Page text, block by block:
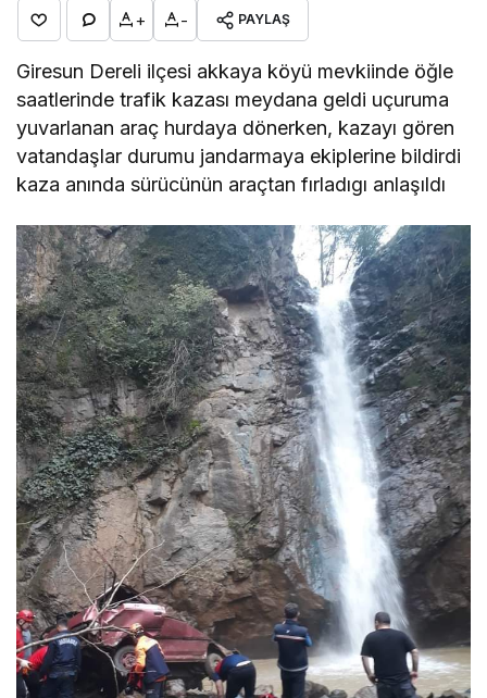
+ - PAYLAŞ
Giresun Dereli ilçesi akkaya köyü mevkiinde öğle
saatlerinde trafik kazası meydana geldi uçuruma
yuvarlanan araç hurdaya dönerken, kazayı gören
vatandaşlar durumu jandarmaya ekiplerine bildirdi
kaza anında sürücünün araçtan fırladıgı anlaşıldı